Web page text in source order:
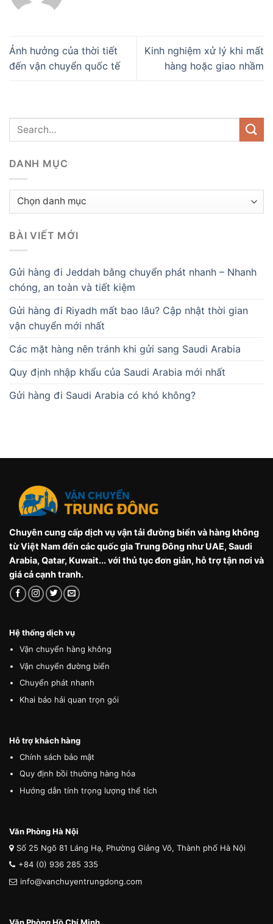
Ảnh hưởng của thời tiết
đến vận chuyển quốc tế
Kinh nghiệm xử lý khi mất
hàng hoặc giao nhầm
DANH MỤC
Danh
BÀI VIẾT MỚI
Gửi hàng đi Jeddah bằng chuyển phát nhanh – Nhanh
chóng, an toàn và tiết kiệm
Gửi hàng đi Riyadh mất bao lâu? Cập nhật thời gian
vận chuyển mới nhất
Các mặt hàng nên tránh khi gửi sang Saudi Arabia
Quy định nhập khẩu của Saudi Arabia mới nhất
Gửi hàng đi Saudi Arabia có khó không?
Chuyên cung cấp dịch vụ vận tải đường biển và hàng không
từ Việt Nam đến các quốc gia Trung Đông như UAE, Saudi
Arabia, Qatar, Kuwait... với thủ tục đơn giản, hỗ trợ tận nơi và
giá cả cạnh tranh.
Hệ thống dịch vụ
Vận chuyển hàng không
Vận chuyển đường biển
Chuyển phát nhanh
Khai báo hải quan trọn gói
Hỗ trợ khách hàng
Chính sách bảo mật
Quy định bồi thường hàng hóa
Hướng dẫn tính trọng lượng thể tích
Văn Phòng Hà Nội
Số 25 Ngõ 81 Láng Hạ, Phường Giảng Võ, Thành phố Hà Nội
+84 (0) 936 285 335
info@vanchuyentrungdong.com